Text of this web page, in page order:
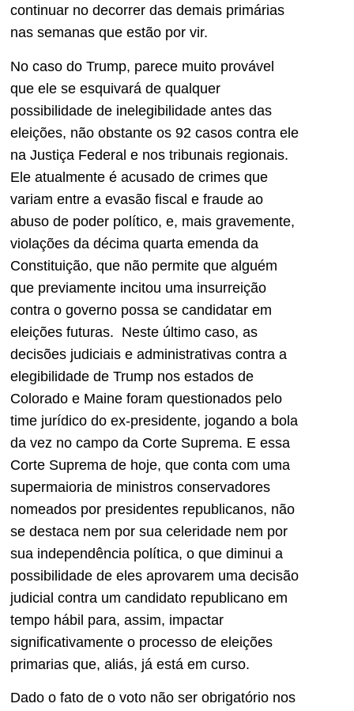
continuar no decorrer das demais primárias
nas semanas que estão por vir.
No caso do Trump, parece muito provável
que ele se esquivará de qualquer
possibilidade de inelegibilidade antes das
eleições, não obstante os 92 casos contra ele
na Justiça Federal e nos tribunais regionais.
Ele atualmente é acusado de crimes que
variam entre a evasão fiscal e fraude ao
abuso de poder político, e, mais gravemente,
violações da décima quarta emenda da
Constituição, que não permite que alguém
que previamente incitou uma insurreição
contra o governo possa se candidatar em
eleições futuras. Neste último caso, as
decisões judiciais e administrativas contra a
elegibilidade de Trump nos estados de
Colorado e Maine foram questionados pelo
time jurídico do ex-presidente, jogando a bola
da vez no campo da Corte Suprema. E essa
Corte Suprema de hoje, que conta com uma
supermaioria de ministros conservadores
nomeados por presidentes republicanos, não
se destaca nem por sua celeridade nem por
sua independência política, o que diminui a
possibilidade de eles aprovarem uma decisão
judicial contra um candidato republicano em
tempo hábil para, assim, impactar
significativamente o processo de eleições
primarias que, aliás, já está em curso.
Dado o fato de o voto não ser obrigatório nos